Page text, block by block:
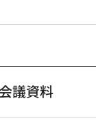
議資料